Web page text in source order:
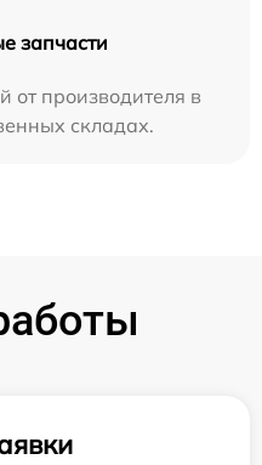
запчасти
от производителя в
складах.